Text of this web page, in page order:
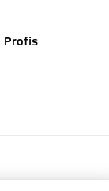
Profis